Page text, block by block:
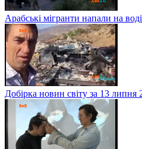
Арабські мігранти напали на
Добірка новин світу за 13 липня